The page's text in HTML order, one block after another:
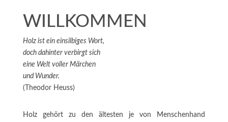
WILLKOMMEN
Holz ist ein einsilbiges Wort,
doch dahinter verbirgt sich
eine Welt voller Märchen
und Wunder.
(Theodor Heuss)
Holz gehört zu den ältesten je von Menschenhand